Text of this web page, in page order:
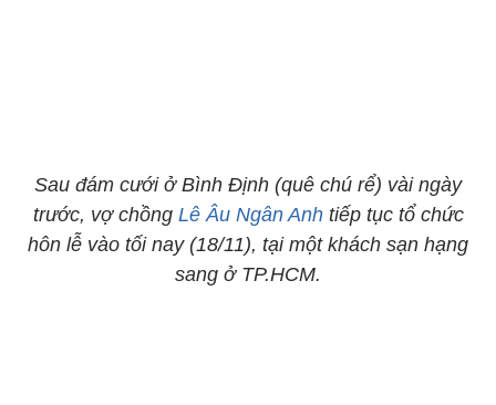
Sau đám cưới ở Bình Định (quê chú rể) vài ngày
trước, vợ chồng Lê Âu Ngân Anhtiếp tục tổ chức
hôn lễ vào tối nay (18/11), tại một khách sạn hạng
sang ở TP.HCM.